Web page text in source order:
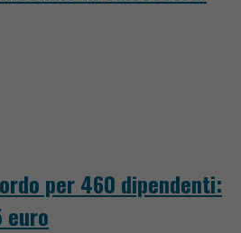
per 460 dipendenti:
euro